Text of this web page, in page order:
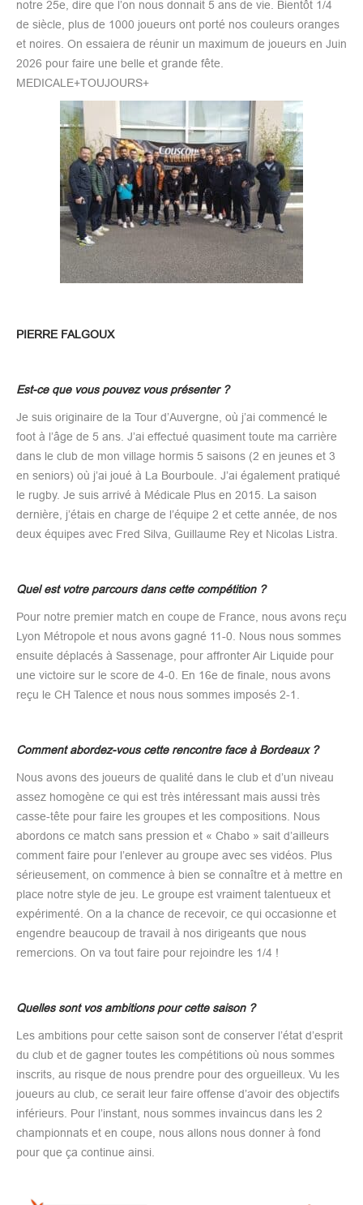
notre 25e, dire que l’on nous donnait 5 ans de vie. Bientôt 1/4
de siècle, plus de 1000 joueurs ont porté nos couleurs oranges
et noires. On essaiera de réunir un maximum de joueurs en Juin
2026 pour faire une belle et grande fête.
MEDICALE+TOUJOURS+
PIERRE FALGOUX
Est-ce que vous pouvez vous présenter ?
Je suis originaire de la Tour d’Auvergne, où j’ai commencé le
foot à l’âge de 5 ans. J’ai effectué quasiment toute ma carrière
dans le club de mon village hormis 5 saisons (2 en jeunes et 3
en seniors) où j’ai joué à La Bourboule. J’ai également pratiqué
le rugby. Je suis arrivé à Médicale Plus en 2015. La saison
dernière, j’étais en charge de l’équipe 2 et cette année, de nos
deux équipes avec Fred Silva, Guillaume Rey et Nicolas Listra.
Quel est votre parcours dans cette compétition ?
Pour notre premier match en coupe de France, nous avons reçu
Lyon Métropole et nous avons gagné 11-0. Nous nous sommes
ensuite déplacés à Sassenage, pour affronter Air Liquide pour
une victoire sur le score de 4-0. En 16e de finale, nous avons
reçu le CH Talence et nous nous sommes imposés 2-1.
Comment abordez-vous cette rencontre face à Bordeaux ?
Nous avons des joueurs de qualité dans le club et d’un niveau
assez homogène ce qui est très intéressant mais aussi très
casse-tête pour faire les groupes et les compositions. Nous
abordons ce match sans pression et « Chabo » sait d’ailleurs
comment faire pour l’enlever au groupe avec ses vidéos. Plus
sérieusement, on commence à bien se connaître et à mettre en
place notre style de jeu. Le groupe est vraiment talentueux et
expérimenté. On a la chance de recevoir, ce qui occasionne et
engendre beaucoup de travail à nos dirigeants que nous
remercions. On va tout faire pour rejoindre les 1/4 !
Quelles sont vos ambitions pour cette saison ?
Les ambitions pour cette saison sont de conserver l’état d’esprit
du club et de gagner toutes les compétitions où nous sommes
inscrits, au risque de nous prendre pour des orgueilleux. Vu les
joueurs au club, ce serait leur faire offense d’avoir des objectifs
inférieurs. Pour l’instant, nous sommes invaincus dans les 2
championnats et en coupe, nous allons nous donner à fond
pour que ça continue ainsi.